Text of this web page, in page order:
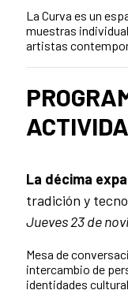
La Curva es un
muestras
artistas
La décima
tradición y
Jueves 23 de
Mesa de
intercambio de
identidades